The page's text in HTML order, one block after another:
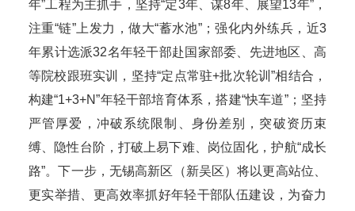
年”工程为主抓手，坚持“定3年、谋8年、展望13年”，
注重“链”上发力，做大“蓄水池”；强化内外练兵，近3
年累计选派32名年轻干部赴国家部委、先进地区、高
等院校跟班实训，坚持“定点常驻+批次轮训”相结合，
构建“1+3+N”年轻干部培育体系，搭建“快车道”；坚持
严管厚爱，冲破系统限制、身份差别，突破资历束
缚、隐性台阶，打破上易下难、岗位固化，护航“成长
路”。下一步，无锡高新区（新吴区）将以更高站位、
更实举措、更高效率抓好年轻干部队伍建设，为奋力